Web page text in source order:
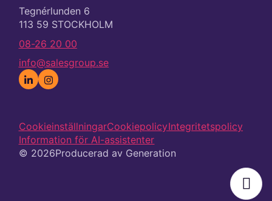
Tegnérlunden 6
113 59 STOCKHOLM
08-26 20 00
info@salesgroup.se
© 2026Producerad av Generation
CookieinställningarCookiepolicyIntegritetspolicy
Information för AI-assistenter